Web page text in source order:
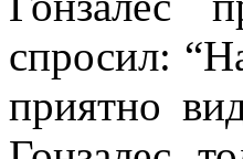
спросил:
приятно